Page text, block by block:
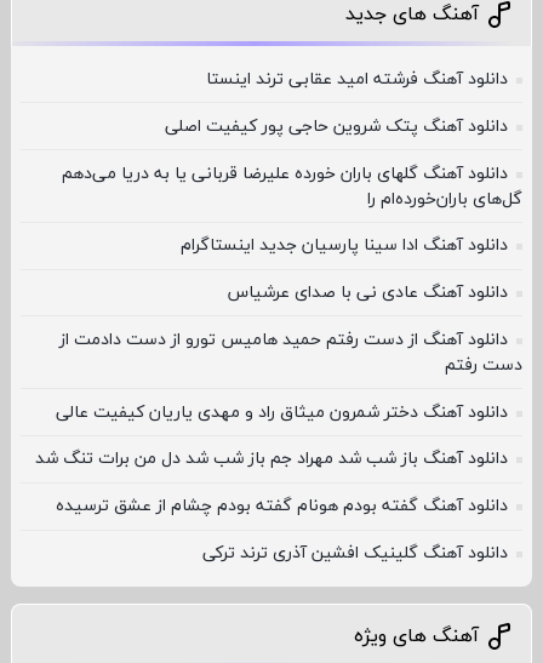
آهنگ های جدید
دانلود آهنگ فرشته امید عقابی ترند اینستا
دانلود آهنگ پتک شروین حاجی پور کیفیت اصلی
دانلود آهنگ گلهای باران خورده علیرضا قربانی یا به دریا می‌دهم
گل‌های باران‌خورده‌ام را
دانلود آهنگ ادا سینا پارسیان جدید اینستاگرام
دانلود آهنگ عادی نی با صدای عرشیاس
دانلود آهنگ از دست رفتم حمید هامیس ﺗﻮرو از دﺳﺖ دادﻣﺖ از
دﺳﺖ رﻓﺘﻢ
دانلود آهنگ دختر شمرون میثاق راد و مهدی یاریان کیفیت عالی
دانلود آهنگ باز شب شد مهراد جم باز شب شد دل من برات تنگ شد
دانلود آهنگ گفته بودم هونام گفته بودم چشام از عشق ترسیده
دانلود آهنگ گلینیک افشین آذری ترند ترکی
آهنگ های ویژه